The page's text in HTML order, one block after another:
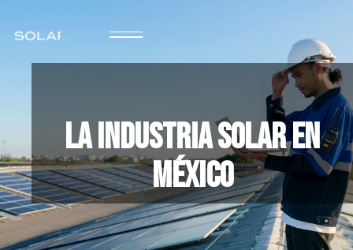
La Industria Solar En
México